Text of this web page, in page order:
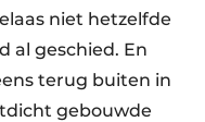
niet hetzelfde
al geschied. En
terug buiten in
gebouwde